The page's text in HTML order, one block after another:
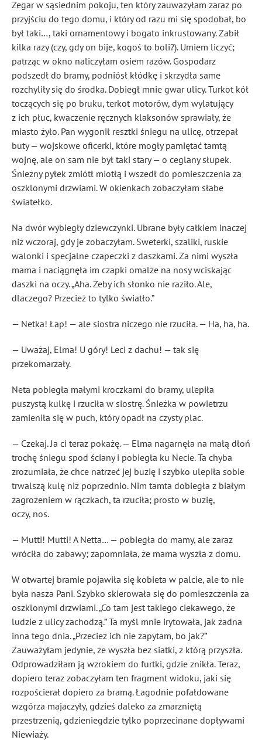
Zegar w sąsiednim pokoju, ten który zauważyłam zaraz po
przyjściu do tego domu, i który od razu mi się spodobał, bo
był taki…, taki ornamentowy i bogato inkrustowany. Zabił
kilka razy (czy, gdy on bije, kogoś to boli?). Umiem liczyć;
patrząc w okno naliczyłam osiem razów. Gospodarz
podszedł do bramy, podniósł kłódkę i skrzydła same
rozchyliły się do środka. Dobiegł mnie gwar ulicy. Turkot kół
toczących się po bruku, terkot motorów, dym wylatujący
z ich płuc, kwaczenie ręcznych klaksonów sprawiały, że
miasto żyło. Pan wygonił resztki śniegu na ulicę, otrzepał
buty — wojskowe oficerki, które mogły pamiętać tamtą
wojnę, ale on sam nie był taki stary — o ceglany słupek.
Śnieżny pyłek zmiótł miotłą i wszedł do pomieszczenia za
oszklonymi drzwiami. W okienkach zobaczyłam słabe
światełko.
Na dwór wybiegły dziewczynki. Ubrane były całkiem inaczej
niż wczoraj, gdy je zobaczyłam. Sweterki, szaliki, ruskie
walonki i specjalne czapeczki z daszkami. Za nimi wyszła
mama i naciągnęła im czapki omalże na nosy wciskając
daszki na oczy. „Aha. Żeby ich słonko nie raziło. Ale,
dlaczego? Przecież to tylko światło.”
— Netka! Łap! — ale siostra niczego nie rzuciła. — Ha, ha, ha.
— Uważaj, Elma! U góry! Leci z dachu! — tak się
przekomarzały.
Neta pobiegła małymi kroczkami do bramy, ulepiła
puszystą kulkę i rzuciła w siostrę. Śnieżka w powietrzu
zamieniła się w puch, który opadł na czysty plac.
— Czekaj. Ja ci teraz pokażę. — Elma nagarnęła na małą dłoń
trochę śniegu spod ściany i pobiegła ku Necie. Ta chyba
zrozumiała, że chce natrzeć jej buzię i szybko ulepiła sobie
trwalszą kulę niż poprzednio. Nim tamta dobiegła z białym
zagrożeniem w rączkach, ta rzuciła; prosto w buzię,
oczy, nos.
— Mutti! Mutti! A Netta… — pobiegła do mamy, ale zaraz
wróciła do zabawy; zapomniała, że mama wyszła z domu.
W otwartej bramie pojawiła się kobieta w palcie, ale to nie
była nasza Pani. Szybko skierowała się do pomieszczenia za
oszklonymi drzwiami. „Co tam jest takiego ciekawego, że
ludzie z ulicy zachodzą.” Ta myśl mnie irytowała, jak żadna
inna tego dnia. „Przecież ich nie zapytam, bo jak?”
Zauważyłam jedynie, że wyszła bez siatki, z którą przyszła.
Odprowadziłam ją wzrokiem do furtki, gdzie znikła. Teraz,
dopiero teraz zobaczyłam ten fragment widoku, jaki się
rozpościerał dopiero za bramą. Łagodnie pofałdowane
wzgórza majaczyły, gdzieś daleko za zmarzniętą
przestrzenią, gdzieniegdzie tylko poprzecinane dopływami
Niewiaży.